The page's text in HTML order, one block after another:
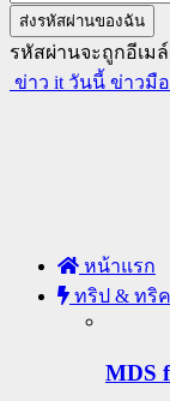
รหัสผ่านจะถูกอีเม
ข่าว it วันนี้ ข่าวมื
หน้าแรก
ทริป & ทริค
MDS